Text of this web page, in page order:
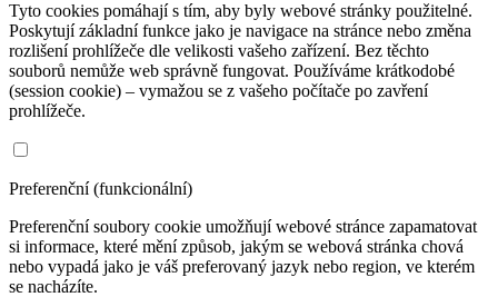
Tyto cookies pomáhají s tím, aby byly webové stránky použitelné.
Poskytují základní funkce jako je navigace na stránce nebo změna
rozlišení prohlížeče dle velikosti vašeho zařízení. Bez těchto
souborů nemůže web správně fungovat. Používáme krátkodobé
(session cookie) – vymažou se z vašeho počítače po zavření
prohlížeče.
Preferenční (funkcionální)
Preferenční soubory cookie umožňují webové stránce zapamatovat
si informace, které mění způsob, jakým se webová stránka chová
nebo vypadá jako je váš preferovaný jazyk nebo region, ve kterém
se nacházíte.